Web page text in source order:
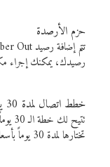
حزم الأرصدة
رصيدك، يمكنك إجراء
خطط اتصال لمدة 30 يومًا
تختارها لمدة 30 يوماً بأسعار فايبر المنخفضة.